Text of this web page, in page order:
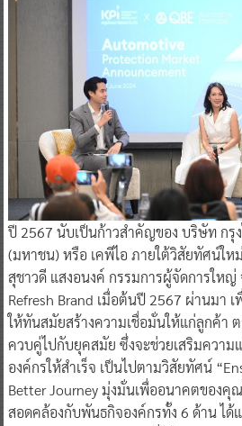
ปี 2567 นับเป็นก้าวสำคัญของ บริษัท กรุ
(มหาชน) หรือ เคพีไอ ภายใต้วิสัยทัศน์ให
สุชาวดี แสงอนงค์ กรรมการผู้จัดการให
Refresh Brand เมื่อต้นปี 2567 ผ่านมา
ให้ทันสมัยสร้างความเชื่อมั่นให้แก่ลูกค้า
ควบคู่ไปกับยุคสมัย ซึ่งจะช่วยเสริมความ
องค์กรให้สำเร็จ เป็นไปตามวิสัยทัศน์
Better Journey มุ่งมั่นเพื่ออนาคตของคุ
สอดคล้องกับพันธกิจองค์กรทั้ง 6 ด้าน ได้แ